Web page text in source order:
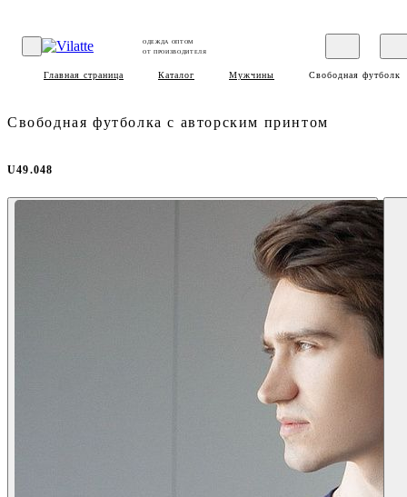
ОДЕЖДА ОПТОМ
ОТ ПРОИЗВОДИТЕЛЯ
Главная страница Каталог Мужчины Свободная
Свободная футболка с авторским принтом
U49.048